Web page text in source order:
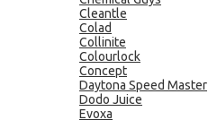
Cleantle
Colad
Collinite
Colourlock
Concept
Daytona Speed Master
Dodo Juice
Evoxa